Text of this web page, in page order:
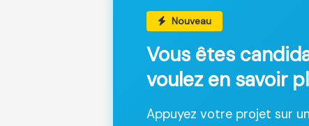
Nouveau
Vous êtes
voulez en savoir
Appuyez votre projet sur